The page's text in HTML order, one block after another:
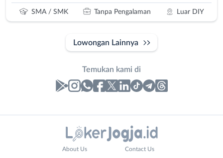
SMA / SMK Tanpa Pengalaman Luar DIY
Lowongan Lainnya
Temukan kami di
About Us Contact Us